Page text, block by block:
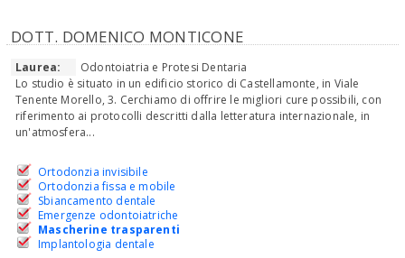
DOTT. DOMENICO MONTICONE
Laurea:
Odontoiatria e Protesi Dentaria
Lo studio è situato in un edificio storico di Castellamonte, in Viale
Tenente Morello, 3. Cerchiamo di offrire le migliori cure possibili, con
riferimento ai protocolli descritti dalla letteratura internazionale, in
un'atmosfera...
Ortodonzia invisibile
Ortodonzia fissa e mobile
Sbiancamento dentale
Emergenze odontoiatriche
Mascherine trasparenti
Implantologia dentale